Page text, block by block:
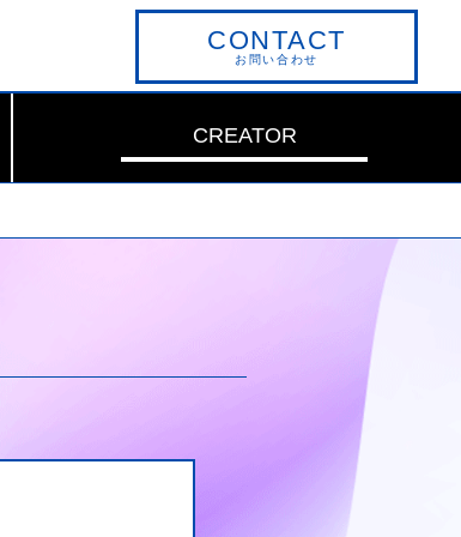
CONTACT
お問い合わせ
CREATOR